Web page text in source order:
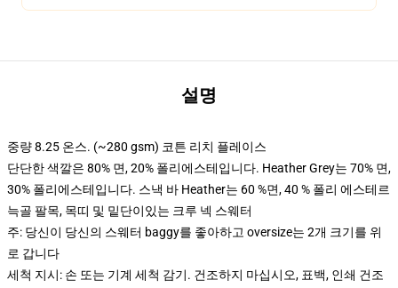
설명
중량 8.25 온스. (~280 gsm) 코튼 리치 플레이스
단단한 색깔은 80% 면, 20% 폴리에스테입니다. Heather Grey는 70% 면,
30% 폴리에스테입니다. 스낵 바 Heather는 60 %면, 40 % 폴리 에스테르
늑골 팔목, 목띠 및 밑단이있는 크루 넥 스웨터
주: 당신이 당신의 스웨터 baggy를 좋아하고 oversize는 2개 크기를 위
로 갑니다
세척 지시: 손 또는 기계 세척 감기. 건조하지 마십시오, 표백, 인쇄 건조